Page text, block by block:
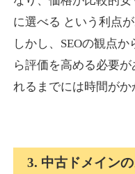
ジャンルその他
DA37 外部リンク数
に選べる という利点が
しかし、SEOの観点
ら評価を高める必要
れるまでには時間がか
3. 中古ドメイン